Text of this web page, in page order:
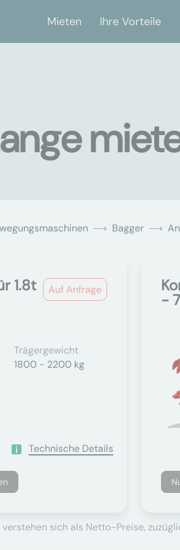
Mieten Ihre Vorteile
Bagger
Auf Anfrage
1.8t
Trägergewicht
1800 - 2200 kg
Technische Details
-
sich als Netto-Preise,